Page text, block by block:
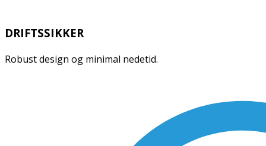
DRIFTSSIKKER
Robust design og minimal nedetid.